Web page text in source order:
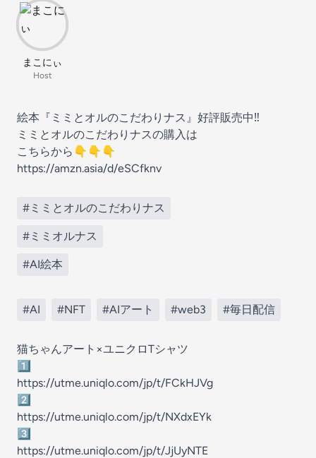
まこにぃ
Host
絵本『ミミとオルのこだわりナス』好評販売中‼️
ミミとオルのこだわりナスの購入は
こちらから👇👇👇
https://amzn.asia/d/eSCfknv
#ミミとオルのこだわりナス
#ミミオルナス
#AI絵本
#AI #NFT #AIアート #web3 #毎日配信
猫ちゃんアート×ユニクロTシャツ
1️⃣
https://utme.uniqlo.com/jp/t/FCkHJVg
2️⃣
https://utme.uniqlo.com/jp/t/NXdxEYk
3️⃣
https://utme.uniqlo.com/jp/t/JjUyNTE